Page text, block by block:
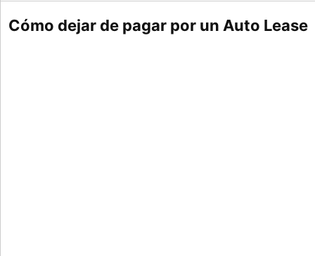
Cómo dejar de pagar por un Auto Lease